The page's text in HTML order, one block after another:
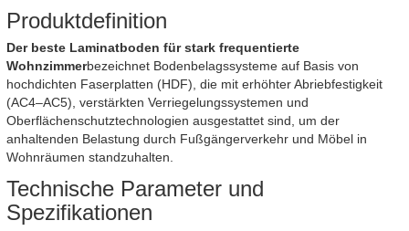
Produktdefinition
Der beste Laminatboden für stark frequentierte
Wohnzimmerbezeichnet Bodenbelagssysteme auf Basis von
hochdichten Faserplatten (HDF), die mit erhöhter Abriebfestigkeit
(AC4–AC5), verstärkten Verriegelungssystemen und
Oberflächenschutztechnologien ausgestattet sind, um der
anhaltenden Belastung durch Fußgängerverkehr und Möbel in
Wohnräumen standzuhalten.
Technische Parameter und
Spezifikationen